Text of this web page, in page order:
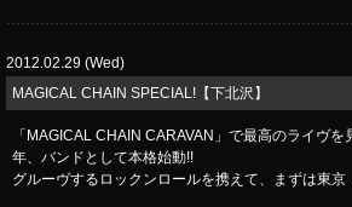
2012.02.29 (Wed)
MAGICAL CHAIN SPECIAL!【下北沢】
「MAGICAL CHAIN CARAVAN」で最高のライヴ
年、バンドとして本格始動!!
グルーヴするロックンロールを携えて、まずは東京